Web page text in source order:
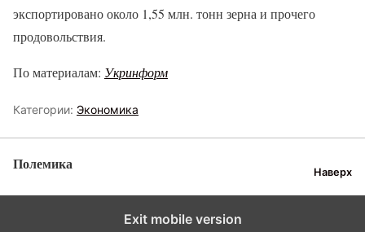
экспортировано около 1,55 млн. тонн зерна и прочего
продовольствия.
По материалам: Укринформ
Категории: Экономика
Полемика Наверх
Exit mobile version